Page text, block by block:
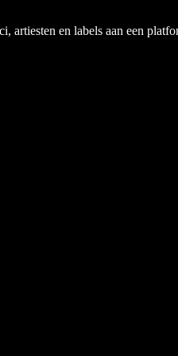
en labels aan een